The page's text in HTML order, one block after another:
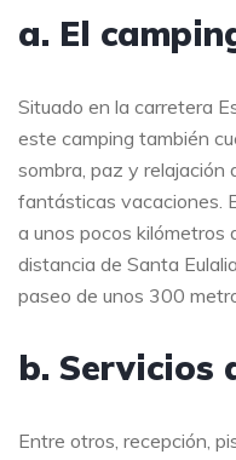
a. El
Situado en la carretera
este camping también
sombra, paz y relajación
fantásticas vacaciones.
a unos pocos kilómetros
distancia de Santa
paseo de unos 300
b. Servicios
Entre otros, recepción,